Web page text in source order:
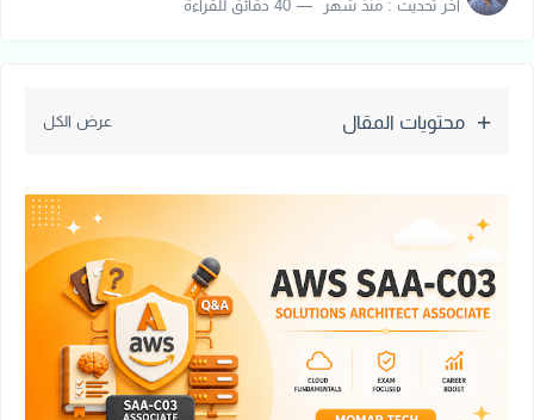
اخر تحديث : منذ شهر 40 دقائق للقراءة
محتويات المقال